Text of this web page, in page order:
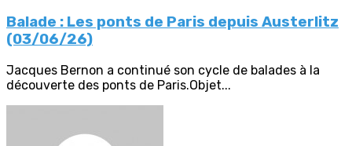
Balade : Les ponts de Paris depuis Austerlitz
(03/06/26)
Jacques Bernon a continué son cycle de balades à la
découverte des ponts de Paris.Objet...